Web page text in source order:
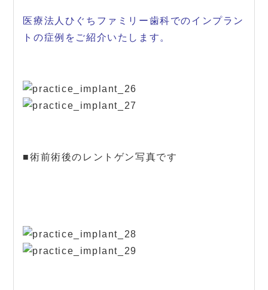
医療法人ひぐちファミリー歯科でのインプラン
トの症例をご紹介いたします。
■術前術後のレントゲン写真です